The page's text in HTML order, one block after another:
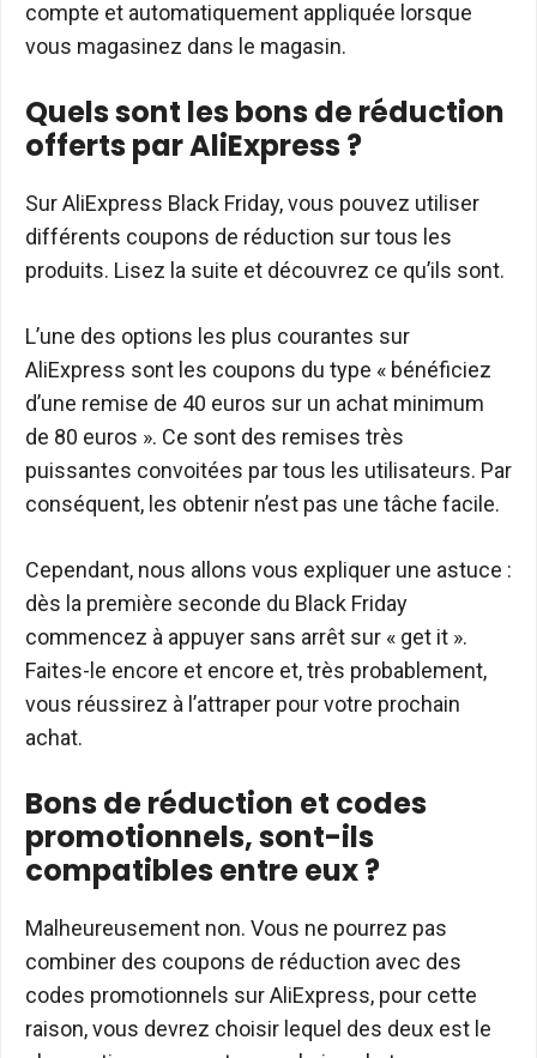
compte et automatiquement appliquée lorsque
vous magasinez dans le magasin.
Quels sont les bons de réduction
offerts par AliExpress ?
Sur AliExpress Black Friday, vous pouvez utiliser
différents coupons de réduction sur tous les
produits. Lisez la suite et découvrez ce qu’ils sont.
L’une des options les plus courantes sur
AliExpress sont les coupons du type « bénéficiez
d’une remise de 40 euros sur un achat minimum
de 80 euros ». Ce sont des remises très
puissantes convoitées par tous les utilisateurs. Par
conséquent, les obtenir n’est pas une tâche facile.
Cependant, nous allons vous expliquer une astuce :
dès la première seconde du Black Friday
commencez à appuyer sans arrêt sur « get it ».
Faites-le encore et encore et, très probablement,
vous réussirez à l’attraper pour votre prochain
achat.
Bons de réduction et codes
promotionnels, sont-ils
compatibles entre eux ?
Malheureusement non. Vous ne pourrez pas
combiner des coupons de réduction avec des
codes promotionnels sur AliExpress, pour cette
raison, vous devrez choisir lequel des deux est le